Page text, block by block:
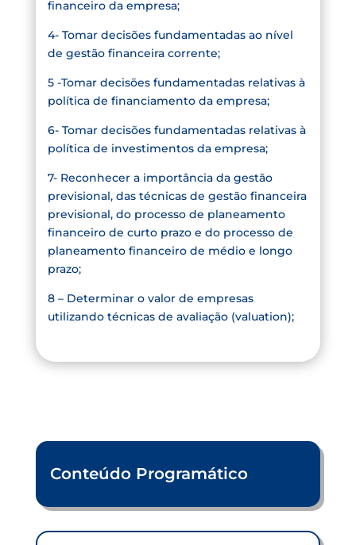
financeiro da empresa;
4- Tomar decisões fundamentadas ao nível
de gestão financeira corrente;
5 -Tomar decisões fundamentadas relativas à
política de financiamento da empresa;
6- Tomar decisões fundamentadas relativas à
política de investimentos da empresa;
7- Reconhecer a importância da gestão
previsional, das técnicas de gestão financeira
previsional, do processo de planeamento
financeiro de curto prazo e do processo de
planeamento financeiro de médio e longo
prazo;
8 – Determinar o valor de empresas
utilizando técnicas de avaliação (valuation);
Conteúdo Programático